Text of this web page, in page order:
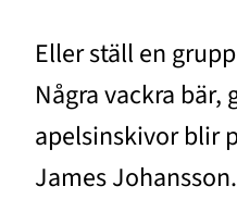
Eller ställ en
Några vackra
apelsinskivor blir
James Johansson.